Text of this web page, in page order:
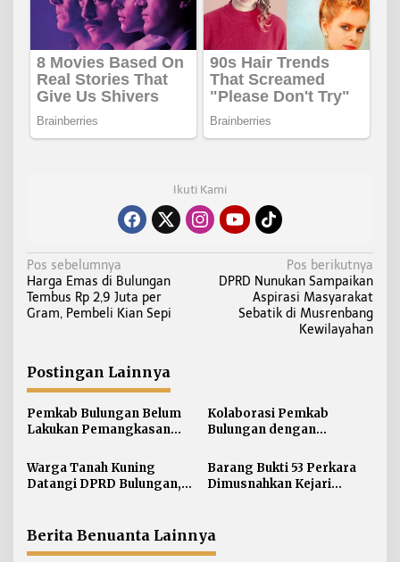
Ikuti Kami
N
a
v
a
s
i
p
o
s
Pos sebelumnya
Harga Emas di Bulungan
Tembus Rp 2,9 Juta per
Gram, Pembeli Kian Sepi
Pos berikutnya
DPRD Nunukan Sampaikan
Aspirasi Masyarakat
Sebatik di Musrenbang
Kewilayahan
Postingan Lainnya
Pemkab Bulungan Belum
Lakukan Pemangkasan
Ada Arahan Pusat
Kolaborasi Pemkab
Bulungan dengan
Desa/Kelurahan Satu
Sarjana
Warga Tanah Kuning
Datangi DPRD Bulungan,
Diselesaikan
Barang Bukti 53 Perkara
Dimusnahkan Kejari
Berita Benuanta Lainnya